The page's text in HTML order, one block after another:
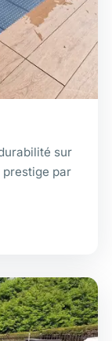
sur
par